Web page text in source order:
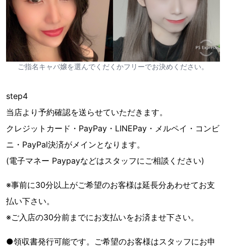
ご指名キャバ嬢を選んでくだくかフリーでお決めください。
step4
当店より予約確認を送らせていただきます。
クレジットカード・PayPay・LINEPay・メルペイ・コンビ
ニ・PayPal決済がメインとなります。
(電子マネー Paypayなどはスタッフにご相談ください)
※事前に30分以上がご希望のお客様は延長分あわせてお支
払い下さい。
※ご入店の30分前までにお支払いをお済ませ下さい。
●領収書発行可能です。ご希望のお客様はスタッフにお申